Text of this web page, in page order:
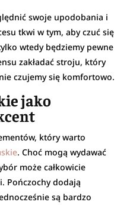
swoje upodobania i
tkwi w tym, aby czuć się
wtedy będziemy pewne
zakładać stroju, który
czujemy się komfortowo.
jako
który warto
. Choć mogą wydawać
może całkowicie
Pończochy dodają
są bardzo